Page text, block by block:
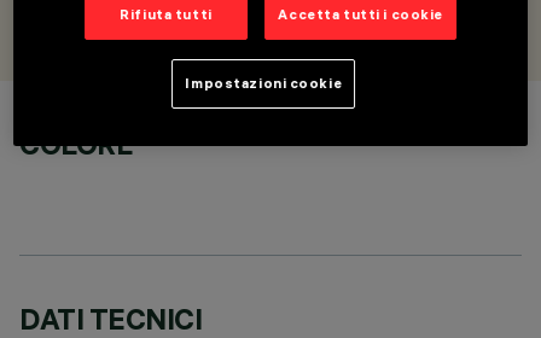
COLORE
DATI TECNICI
Rifiuta tutti Accetta tutti i cookie
Impostazioni cookie